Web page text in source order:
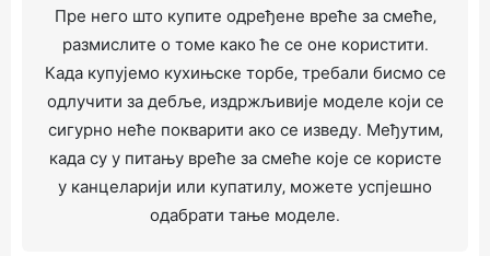
Пре него што купите одређене вреће за смеће,
размислите о томе како ће се оне користити.
Када купујемо кухињске торбе, требали бисмо се
одлучити за дебље, издржљивије моделе који се
сигурно неће покварити ако се изведу. Међутим,
када су у питању вреће за смеће које се користе
у канцеларији или купатилу, можете успјешно
одабрати тање моделе.